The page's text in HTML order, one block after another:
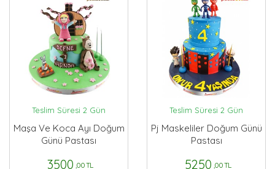
Teslim Süresi 2 Gün
Maşa Ve Koca Ayı Doğum
Günü Pastası
3500 ,00 TL
Teslim Süresi 2 Gün
Pj Maskeliler Doğum Günü
Pastası
5250 ,00 TL